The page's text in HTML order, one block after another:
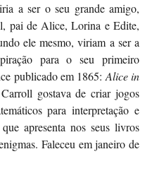
a ser o seu grande amigo,
pai de Alice, Lorina e Edite,
ele mesmo, viriam a ser a
para o seu primeiro
publicado em 1865: Alice in
gostava de criar jogos
para interpretação e
apresenta nos seus livros
Faleceu em janeiro de